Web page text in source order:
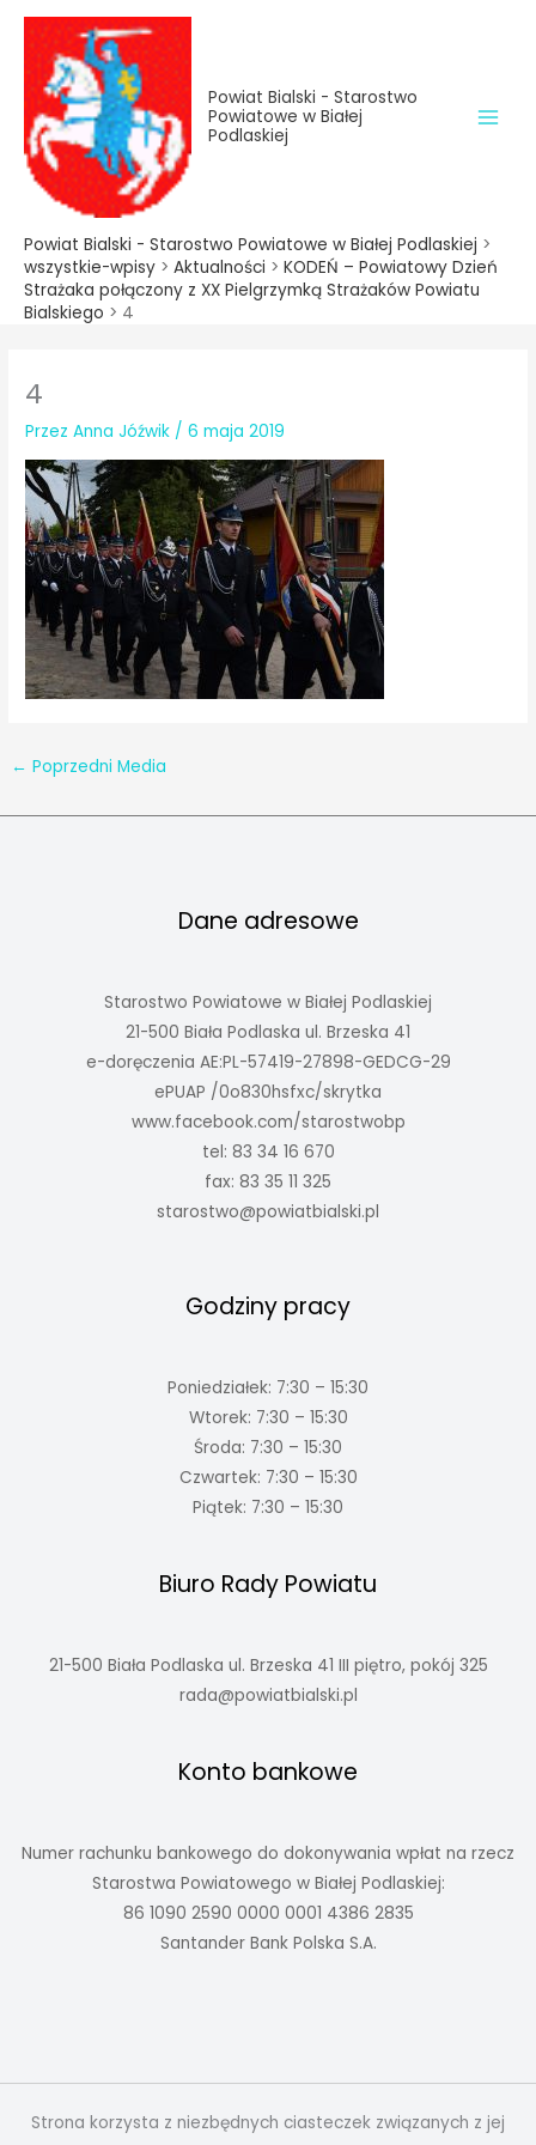
treści
Przejdź
treści
Powiat Bialski - Starostwo
Powiatowe w Białej
Podlaskiej
Powiat Bialski - Starostwo Powiatowe w Białej Podlaskiej >
wszystkie-wpisy > Aktualności > KODEŃ – Powiatowy Dzień
Strażaka połączony z XX Pielgrzymką Strażaków Powiatu
Bialskiego > 4
4
PrzezAnna Jóźwik /6 maja 2019
← Poprzedni Media
Dane adresowe
Starostwo Powiatowe w Białej Podlaskiej
21-500 Biała Podlaska ul. Brzeska 41
e-doręczenia AE:PL-57419-27898-GEDCG-29
ePUAP /0o830hsfxc/skrytka
www.facebook.com/starostwobp
tel: 83 34 16 670
fax: 83 35 11 325
starostwo@powiatbialski.pl
Godziny pracy
Poniedziałek: 7:30 – 15:30
Wtorek: 7:30 – 15:30
Środa: 7:30 – 15:30
Czwartek: 7:30 – 15:30
Piątek: 7:30 – 15:30
Biuro Rady Powiatu
21-500 Biała Podlaska ul. Brzeska 41 III piętro, pokój 325
rada@powiatbialski.pl
Konto bankowe
Numer rachunku bankowego do dokonywania wpłat na rzecz
Starostwa Powiatowego w Białej Podlaskiej:
86 1090 2590 0000 0001 4386 2835
Santander Bank Polska S.A.
Strona korzysta z niezbędnych ciasteczek związanych z jej